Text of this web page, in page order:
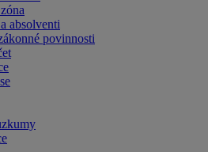
absolventi
povinnosti